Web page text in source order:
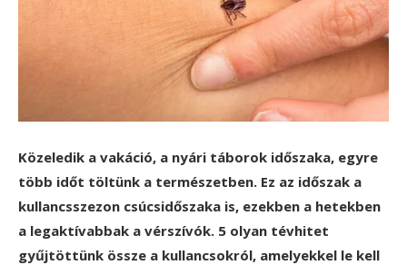
Közeledik a vakáció, a nyári táborok időszaka, egyre
több időt töltünk a természetben. Ez az időszak a
kullancsszezon csúcsidőszaka is, ezekben a hetekben
a legaktívabbak a vérszívók. 5 olyan tévhitet
gyűjtöttünk össze a kullancsokról, amelyekkel le kell